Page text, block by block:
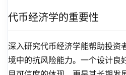
代币经济学的重要性
深入研究代币经济学能帮助投资
境中的抗风险能力。一个设计良